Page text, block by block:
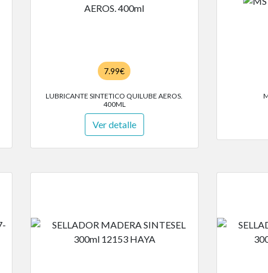
7.99€
LUBRICANTE SINTETICO QUILUBE AEROS.
400ML
Ver detalle